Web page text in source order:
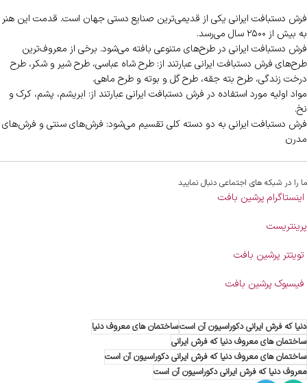
فرش دستبافت ایرانی یکی از قدیمی‌ترین صنایع دستی جهان است. قدمت این هنر
به بیش از ۲۵۰۰ سال می‌رسد.
فرش دستبافت ایرانی در طرح‌های متنوعی بافته می‌شود. برخی از معروف‌ترین
طرح‌های فرش دستبافت ایرانی عبارتند از: طرح شاه عباسی، طرح شیر و شکر، طرح
درخت زندگی، طرح بته جقه، طرح گل و بوته و طرح ماهی.
مواد اولیه مورد استفاده در فرش دستبافت ایرانی عبارتند از: ابریشم، پشم، کرک و
نخ.
فرش دستبافت ایرانی به دو دسته کلی تقسیم می‌شود: فرش‌های سنتی و فرش‌های
مدرن
ما را در شبکه های اجتماعی دنبال نمایید
اینستاگرام پرشین بافت
پرینتریست
تویتتر پرشین بافت
فیسبوک پرشین بافت
دنیا که فرش ایرانی دکوراسیون آن استساختمان های معروف دنیا
ساختمان های معروف دنیا که فرش ایرانی
ساختمان های معروف دنیا که فرش ایرانی دکوراسیون آن است
معروف دنیا که فرش ایرانی دکوراسیون آن است